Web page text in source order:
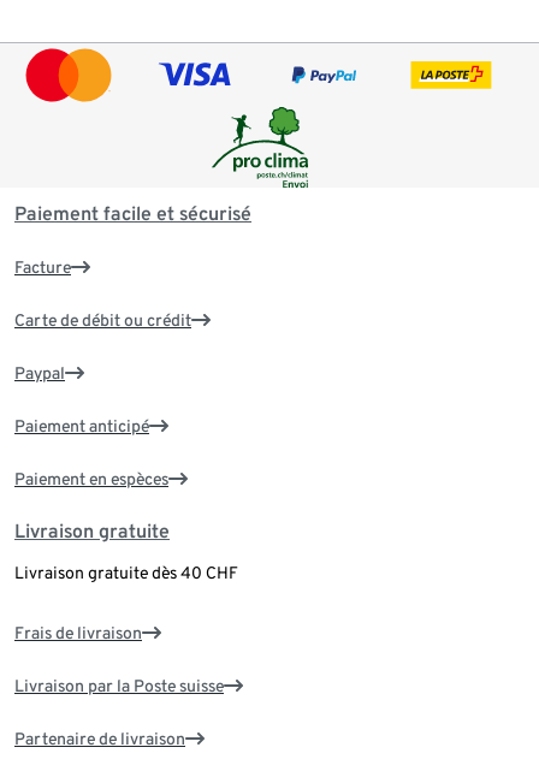
Paiement facile et sécurisé
Facture
Carte de débit ou crédit
Paypal
Paiement anticipé
Paiement en espèces
Livraison gratuite
Livraison gratuite dès 40 CHF
Frais de livraison
Livraison par la Poste suisse
Partenaire de livraison